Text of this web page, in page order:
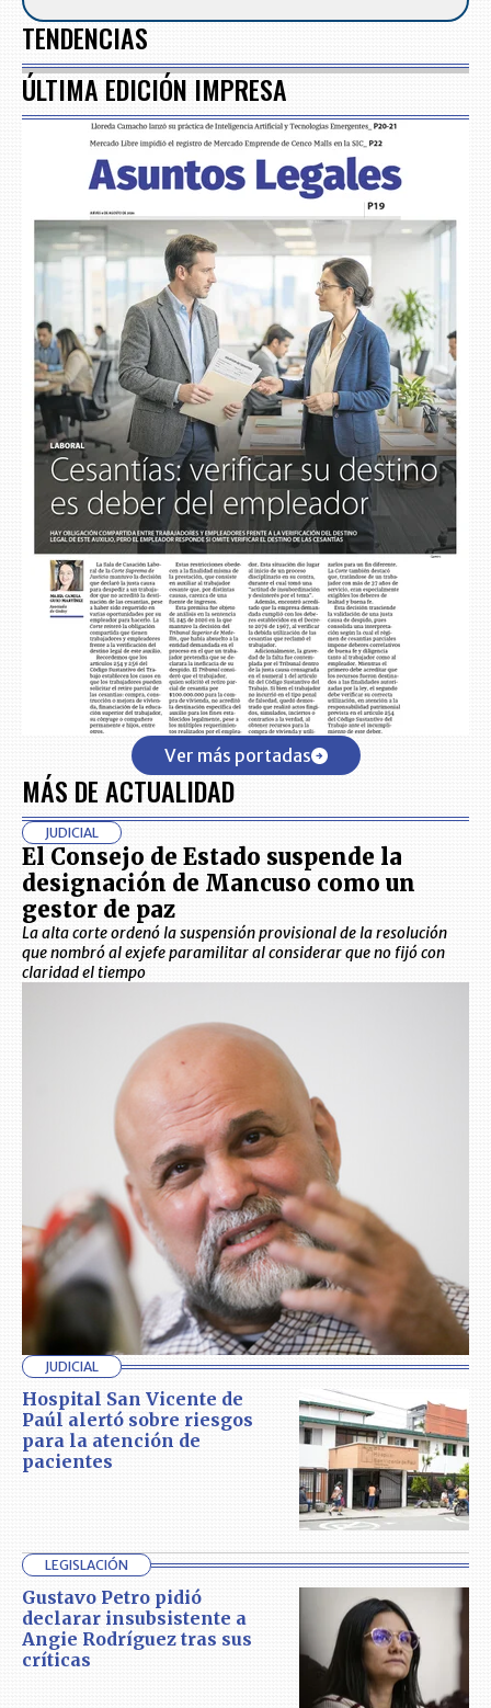
TENDENCIAS
ÚLTIMA EDICIÓN IMPRESA
Ver más portadas
MÁS DE ACTUALIDAD
JUDICIAL
El Consejo de Estado suspende la
designación de Mancuso como un
gestor de paz
La alta corte ordenó la suspensión provisional de la resolución
que nombró al exjefe paramilitar al considerar que no fijó con
claridad el tiempo
JUDICIAL
Hospital San Vicente de
Paúl alertó sobre riesgos
para la atención de
pacientes
LEGISLACIÓN
Gustavo Petro pidió
declarar insubsistente a
Angie Rodríguez tras sus
críticas